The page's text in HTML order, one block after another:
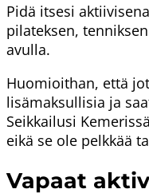
Pidä itsesi
pilateksen,
avulla.
Huomioithan, että
lisämaksullisia ja
Seikkailusi
eikä se ole pelkkää
Vapaat